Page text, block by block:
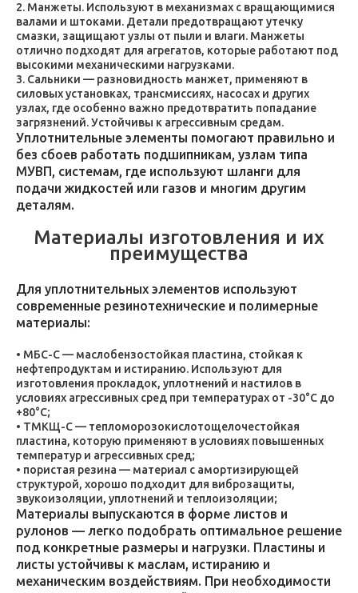
Манжеты. Используют в механизмах с вращающимися
валами и штоками. Детали предотвращают утечку
смазки, защищают узлы от пыли и влаги. Манжеты
отлично подходят для агрегатов, которые работают под
высокими механическими нагрузками.
Сальники — разновидность манжет, применяют в
силовых установках, трансмиссиях, насосах и других
узлах, где особенно важно предотвратить попадание
загрязнений. Устойчивы к агрессивным средам.
Уплотнительные элементы помогают правильно и
без сбоев работать подшипникам, узлам типа
МУВП, системам, где используют шланги для
подачи жидкостей или газов и многим другим
деталям.
Материалы изготовления и их
преимущества
Для уплотнительных элементов используют
современные резинотехнические и полимерные
материалы:
МБС-С — маслобензостойкая пластина, стойкая к
нефтепродуктам и истиранию. Используют для
изготовления прокладок, уплотнений и настилов в
условиях агрессивных сред при температурах от -30°C до
+80°C;
ТМКЩ-С — тепломорозокислотощелочестойкая
пластина, которую применяют в условиях повышенных
температур и агрессивных сред;
пористая резина — материал с амортизирующей
структурой, хорошо подходит для виброзащиты,
звукоизоляции, уплотнений и теплоизоляции;
Материалы выпускаются в форме листов и
рулонов — легко подобрать оптимальное решение
под конкретные размеры и нагрузки. Пластины и
листы устойчивы к маслам, истиранию и
механическим воздействиям. При необходимости